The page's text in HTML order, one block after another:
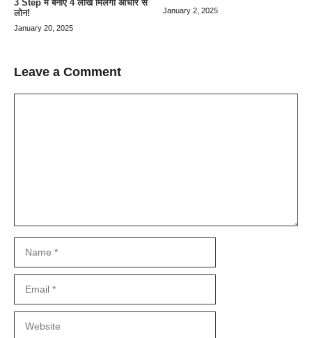
3 Step में बनाए 4 लाख मिलेगा आधार से
लोन!
January 20, 2025
January 2, 2025
Leave a Comment